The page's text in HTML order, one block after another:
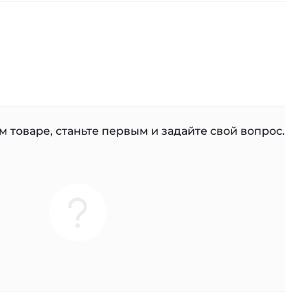
товаре, станьте первым и задайте свой вопрос.